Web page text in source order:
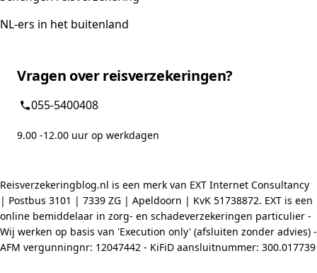
NL-ers in het buitenland
Vragen over reisverzekeringen?
055-5400408
9.00 -12.00 uur op werkdagen
Reisverzekeringblog.nl is een merk van EXT Internet Consultancy
| Postbus 3101 | 7339 ZG | Apeldoorn | KvK 51738872. EXT is een
online bemiddelaar in zorg- en schadeverzekeringen particulier -
Wij werken op basis van 'Execution only' (afsluiten zonder advies) -
AFM vergunningnr: 12047442 - KiFiD aansluitnummer: 300.017739